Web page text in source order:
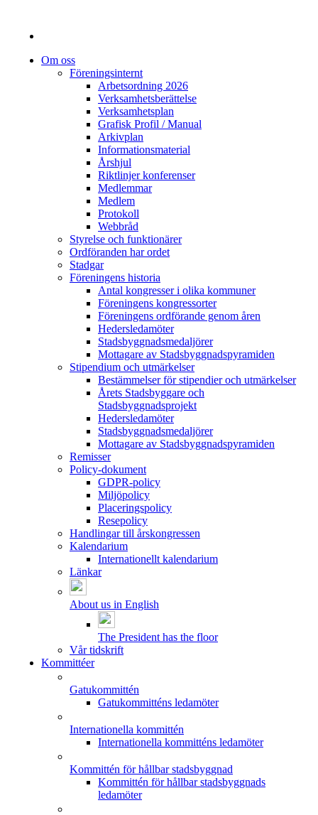
Om oss
Föreningsinternt
Arbetsordning 2026
Verksamhetsberättelse
Verksamhetsplan
Grafisk Profil / Manual
Arkivplan
Informationsmaterial
Årshjul
Riktlinjer konferenser
Medlemmar
Medlem
Protokoll
Webbråd
Styrelse och funktionärer
Ordföranden har ordet
Stadgar
Föreningens historia
Antal kongresser i olika kommuner
Föreningens kongressorter
Föreningens ordförande genom åren
Hedersledamöter
Stadsbyggnadsmedaljörer
Mottagare av Stadsbyggnadspyramiden
Stipendium och utmärkelser
Bestämmelser för stipendier och utmärkelser
Årets Stadsbyggare och
Stadsbyggnadsprojekt
Hedersledamöter
Stadsbyggnadsmedaljörer
Mottagare av Stadsbyggnadspyramiden
Remisser
Policy-dokument
GDPR-policy
Miljöpolicy
Placeringspolicy
Resepolicy
Handlingar till årskongressen
Kalendarium
Internationellt kalendarium
Länkar
About us in English
The President has the floor
Vår tidskrift
Kommittéer
Gatukommittén
Gatukommitténs ledamöter
Internationella kommittén
Internationella kommitténs ledamöter
Kommittén för hållbar stadsbyggnad
Kommittén för hållbar stadsbyggnads
ledamöter